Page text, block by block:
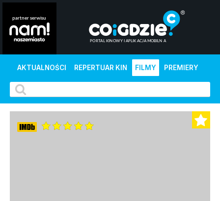
AKTUALNOŚCI REPERTUAR KIN FILMY PREMIERY